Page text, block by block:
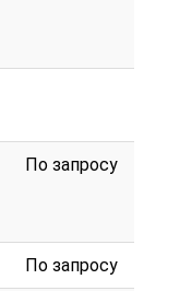
По запросу
По запросу